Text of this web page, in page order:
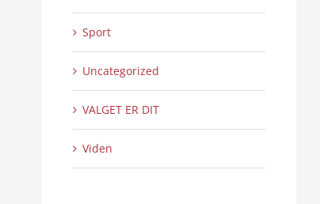
Sport
Uncategorized
VALGET ER DIT
Viden